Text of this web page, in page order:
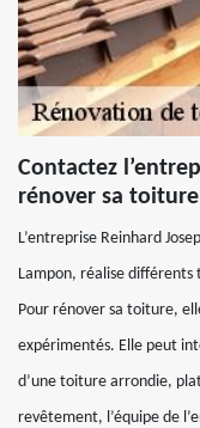
Contactez
rénover sa
L’entreprise Reinhard
Lampon, réalise
Pour rénover sa toiture,
expérimentés. Elle peut
d’une toiture arrondie,
revêtement, l’équipe de